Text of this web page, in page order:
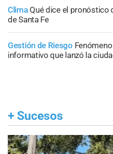
Clima Qué dice el pronóstico
de Santa Fe
Gestión de Riesgo
informativo que lanzó la
+ Sucesos